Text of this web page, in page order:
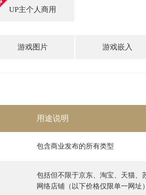
UP主个人商用
游戏图片 游戏嵌入
用途说明
包含商业发布的所有类型
包括但不限于京东、淘宝、天猫、
网络店铺（以下价格仅限单一网址